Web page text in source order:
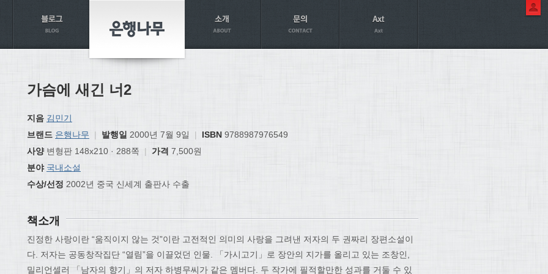
가슴에 새긴 너2
지음 김민기
브랜드 은행나무 | 발행일 2000년 7월 9일 | ISBN 9788987976549
사양변형판 148x210 · 288쪽 | 가격 7,500원
분야 국내소설
수상/선정 2002년 중국 신세계 출판사 수출
책소개
진정한 사랑이란 “움직이지 않는 것”이란 고전적인 의미의 사랑을 그려낸 저자의 두 권짜리 장편소설이
다. 저자는 공동창작집단 “열림”을 이끌었던 인물. 「가시고기」로 장안의 지가를 올리고 있는 조창인,
밀리언셀러 「남자의 향기」의 저자 하병무씨가 같은 멤버다. 두 작가에 필적할만한 성과를 거둘 수 있